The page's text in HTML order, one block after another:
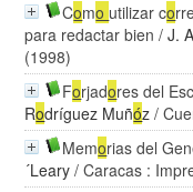
Como utilizar co
para redactar bien /J.
(1998)
Forjadores del
Rodríguez Muñóz /
Memorias del
´Leary / Caracas :